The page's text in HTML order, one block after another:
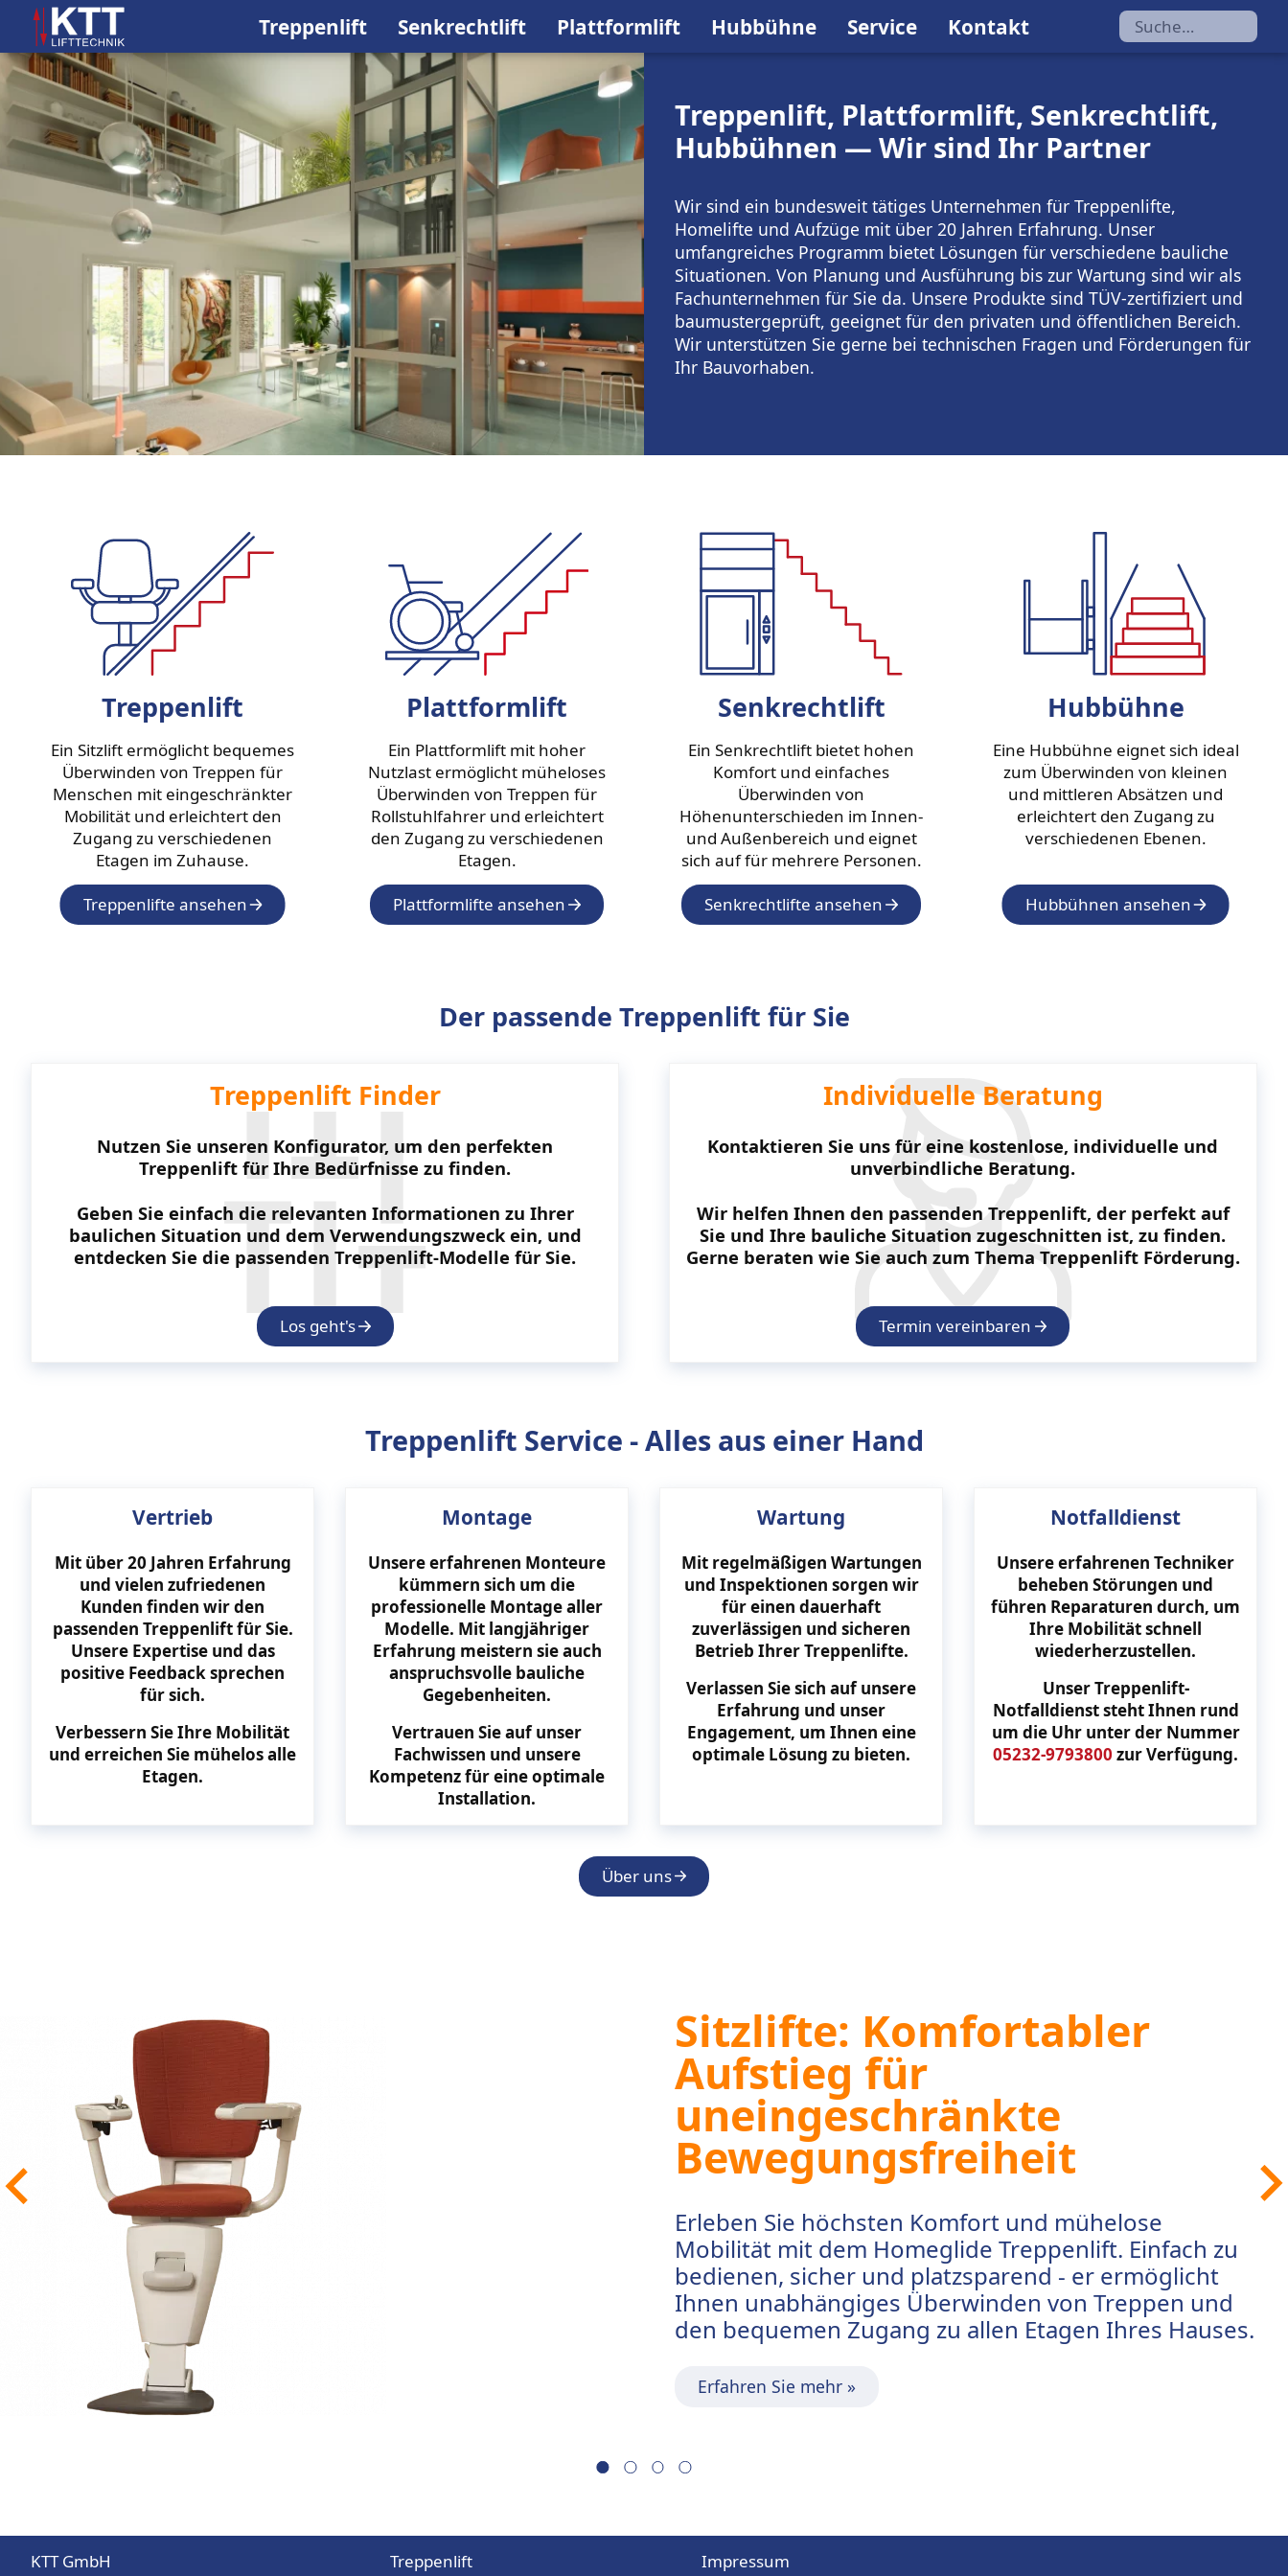
Treppenlift Senkrechtlift Plattformlift Hubbühne Service Kontakt Suche…
Treppenlift, Plattformlift, Senkrechtlift,
Hubbühnen — Wir sind Ihr Partner
Wir sind ein bundesweit tätiges Unternehmen für Treppenlifte,
Homelifte und Aufzüge mit über 20 Jahren Erfahrung. Unser
umfangreiches Programm bietet Lösungen für verschiedene bauliche
Situationen. Von Planung und Ausführung bis zur Wartung sind wir als
Fachunternehmen für Sie da. Unsere Produkte sind TÜV-zertifiziert und
baumustergeprüft, geeignet für den privaten und öffentlichen Bereich.
Wir unterstützen Sie gerne bei technischen Fragen und Förderungen für
Ihr Bauvorhaben.
Treppenlift
Ein Sitzlift ermöglicht bequemes
Überwinden von Treppen für
Menschen mit eingeschränkter
Mobilität und erleichtert den
Zugang zu verschiedenen
Etagen im Zuhause.
Treppenlifte ansehen
Plattformlift
Ein Plattformlift mit hoher
Nutzlast ermöglicht müheloses
Überwinden von Treppen für
Rollstuhlfahrer und erleichtert
den Zugang zu verschiedenen
Etagen.
Plattformlifte ansehen
Senkrechtlift
Ein Senkrechtlift bietet hohen
Komfort und einfaches
Überwinden von
Höhenunterschieden im Innen-
und Außenbereich und eignet
sich auf für mehrere Personen.
Senkrechtlifte ansehen
Hubbühne
Eine Hubbühne eignet sich ideal
zum Überwinden von kleinen
und mittleren Absätzen und
erleichtert den Zugang zu
verschiedenen Ebenen.
Hubbühnen ansehen
Der passende Treppenlift für Sie
Treppenlift Finder
Nutzen Sie unseren Konfigurator, um den perfekten
Treppenlift für Ihre Bedürfnisse zu finden.
Geben Sie einfach die relevanten Informationen zu Ihrer
baulichen Situation und dem Verwendungszweck ein, und
entdecken Sie die passenden Treppenlift-Modelle für Sie.
Los geht's
Individuelle Beratung
Kontaktieren Sie uns für eine kostenlose, individuelle und
unverbindliche Beratung.
Wir helfen Ihnen den passenden Treppenlift, der perfekt auf
Sie und Ihre bauliche Situation zugeschnitten ist, zu finden.
Gerne beraten wie Sie auch zum Thema Treppenlift Förderung.
Termin vereinbaren
Treppenlift Service - Alles aus einer Hand
Vertrieb
Mit über 20 Jahren Erfahrung
und vielen zufriedenen
Kunden finden wir den
passenden Treppenlift für Sie.
Unsere Expertise und das
positive Feedback sprechen
für sich.
Verbessern Sie Ihre Mobilität
und erreichen Sie mühelos alle
Etagen.
Montage
Unsere erfahrenen Monteure
kümmern sich um die
professionelle Montage aller
Modelle. Mit langjähriger
Erfahrung meistern sie auch
anspruchsvolle bauliche
Gegebenheiten.
Vertrauen Sie auf unser
Fachwissen und unsere
Kompetenz für eine optimale
Installation.
Wartung
Mit regelmäßigen Wartungen
und Inspektionen sorgen wir
für einen dauerhaft
zuverlässigen und sicheren
Betrieb Ihrer Treppenlifte.
Verlassen Sie sich auf unsere
Erfahrung und unser
Engagement, um Ihnen eine
optimale Lösung zu bieten.
Notfalldienst
Unsere erfahrenen Techniker
beheben Störungen und
führen Reparaturen durch, um
Ihre Mobilität schnell
wiederherzustellen.
Unser Treppenlift-
Notfalldienst steht Ihnen rund
um die Uhr unter der Nummer
05232-9793800 zur Verfügung.
Über uns
Sitzlifte: Komfortabler
Aufstieg für
uneingeschränkte
Bewegungsfreiheit
Erleben Sie höchsten Komfort und mühelose
Mobilität mit dem Homeglide Treppenlift. Einfach zu
bedienen, sicher und platzsparend - er ermöglicht
Ihnen unabhängiges Überwinden von Treppen und
den bequemen Zugang zu allen Etagen Ihres Hauses.
Erfahren Sie mehr »
KTT GmbH
Treppenlift Impressum